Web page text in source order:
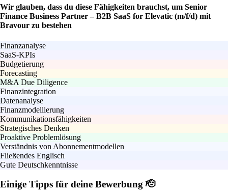
Wir glauben, dass du diese Fähigkeiten brauchst, um Senior
Finance Business Partner – B2B SaaS for Elevatic (m/f/d) mit
Bravour zu bestehen
Finanzanalyse
SaaS-KPIs
Budgetierung
Forecasting
M&A Due Diligence
Finanzintegration
Datenanalyse
Finanzmodellierung
Kommunikationsfähigkeiten
Strategisches Denken
Proaktive Problemlösung
Verständnis von Abonnementmodellen
Fließendes Englisch
Gute Deutschkenntnisse
Einige Tipps für deine Bewerbung 🫡